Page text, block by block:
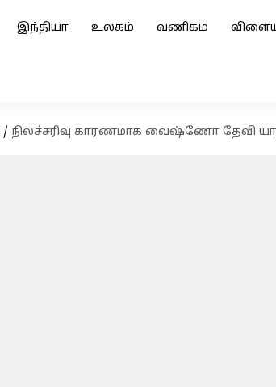
இந்தியா உலகம் வணிகம்
/ நிலச்சரிவு காரணமாக வைஷ்ணோ தேவி